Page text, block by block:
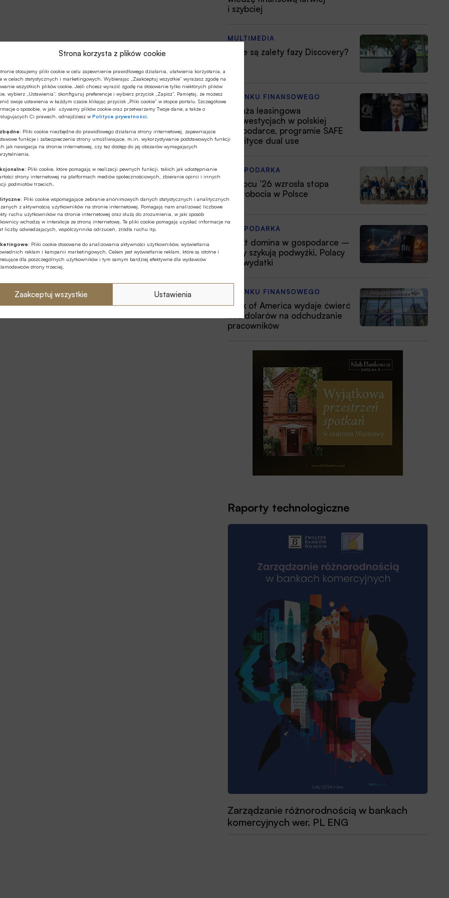
Strona korzysta z plików cookie
stosujemy pliki cookie w celu zapewnienie prawidłowego działania, ułatwienia korzystania, a
w celach statystycznych i marketingowych. Wybierając „Zaakceptuj wszystkie” wyrażasz zgodę na
wszystkich plików cookie. Jeśli chcesz wyrazić zgodę na stosowanie tylko niektórych plików
wybierz „Ustawienia”, skonfiguruj preferencje i wybierz przycisk „Zapisz”. Pamiętaj, że możesz
swoje ustawienia w każdym czasie klikając przycisk „Pliki cookie” w stopce portalu. Szczegółowe
o sposobie, w jaki używamy plików cookie oraz przetwarzamy Twoje dane, a także o
Ci prawach, odnajdziesz wPolityce prywatności
Pliki cookie niezbędne do prawidłowego działania strony internetowej, zapewniające
funkcje i zabezpieczenia strony umożliwiające, m.in. wykorzystywanie podstawowych funkcji
jak nawigacja na stronie internetowej, czy tez dostęp do jej obszarów wymagających
Pliki cookie, które pomagają w realizacji pewnych funkcji, takich jak udostępnianie
strony internetowej na platformach mediów społecznościowych, zbieranie opinii i innych
podmiotów trzecich.
Pliki cookie wspomagające zebranie anonimowych danych statystycznych i analitycznych
z aktywnością użytkowników na stronie internetowej. Pomagają nam analizować liczbowe
ruchu użytkowników na stronie internetowej oraz służą do zrozumienia, w jaki sposób
wchodzą w interakcje ze stroną internetową. Te pliki cookie pomagają uzyskać informacje na
liczby odwiedzających, współczynnika odrzuceń, źródła ruchu itp.
Pliki cookie stosowane do analizowania aktywności użytkowników, wyświetlania
reklam i kampanii marketingowych. Celem jest wyświetlanie reklam, które są istotne i
dla poszczególnych użytkowników i tym samym bardziej efektywne dla wydawców
strony trzeciej.
Zaakceptuj wszystkie Ustawienia
i szybciej
MULTIMEDIA
Jakie są zalety fazy Discovery?
Z RYNKU FINANSOWEGO
Branża leasingowa
o inwestycjach w polskiej
gospodarce, programie SAFE
i polityce dual use
GOSPODARKA
W lipcu ’26 wzrosła stopa
bezrobocia w Polsce
GOSPODARKA
Efekt domina w gospodarce –
firmy szykują podwyżki, Polacy
tną wydatki
Z RYNKU FINANSOWEGO
Bank of America wydaje ćwierć
mld dolarów na odchudzanie
pracowników
Raporty technologiczne
Zarządzanie różnorodnością w bankach
komercyjnych wer. PL ENG